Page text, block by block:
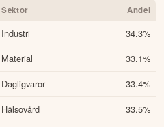
Sektor Andel
Industri 34.3%
Material 33.1%
Dagligvaror 33.4%
Hälsovård 33.5%